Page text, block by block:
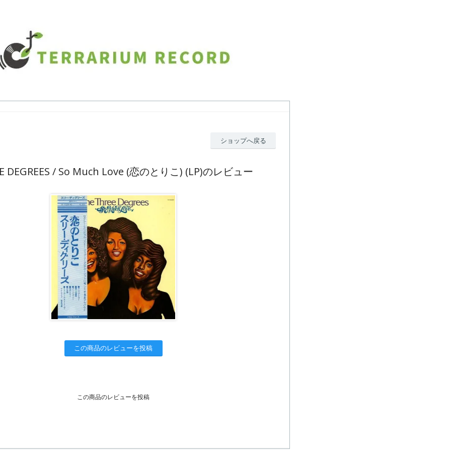
ショップへ戻る
DEGREES / So Much Love (恋のとりこ) (LP)のレビュー
この商品のレビューを投稿
この商品のレビューを投稿